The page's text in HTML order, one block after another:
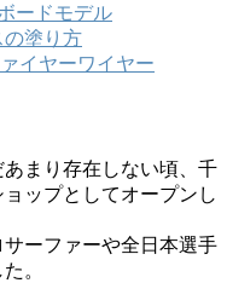
ードモデル
の塗り方
イヤーワイヤー
まり存在しない頃、千
ップとしてオープンし
ーファーや全日本選手
。